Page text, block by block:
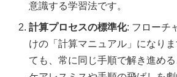
意識する学習法です。
計算プロセスの標準化: フローチ
けの「計算マニュアル」になり
ても、常に同じ手順で解き進める